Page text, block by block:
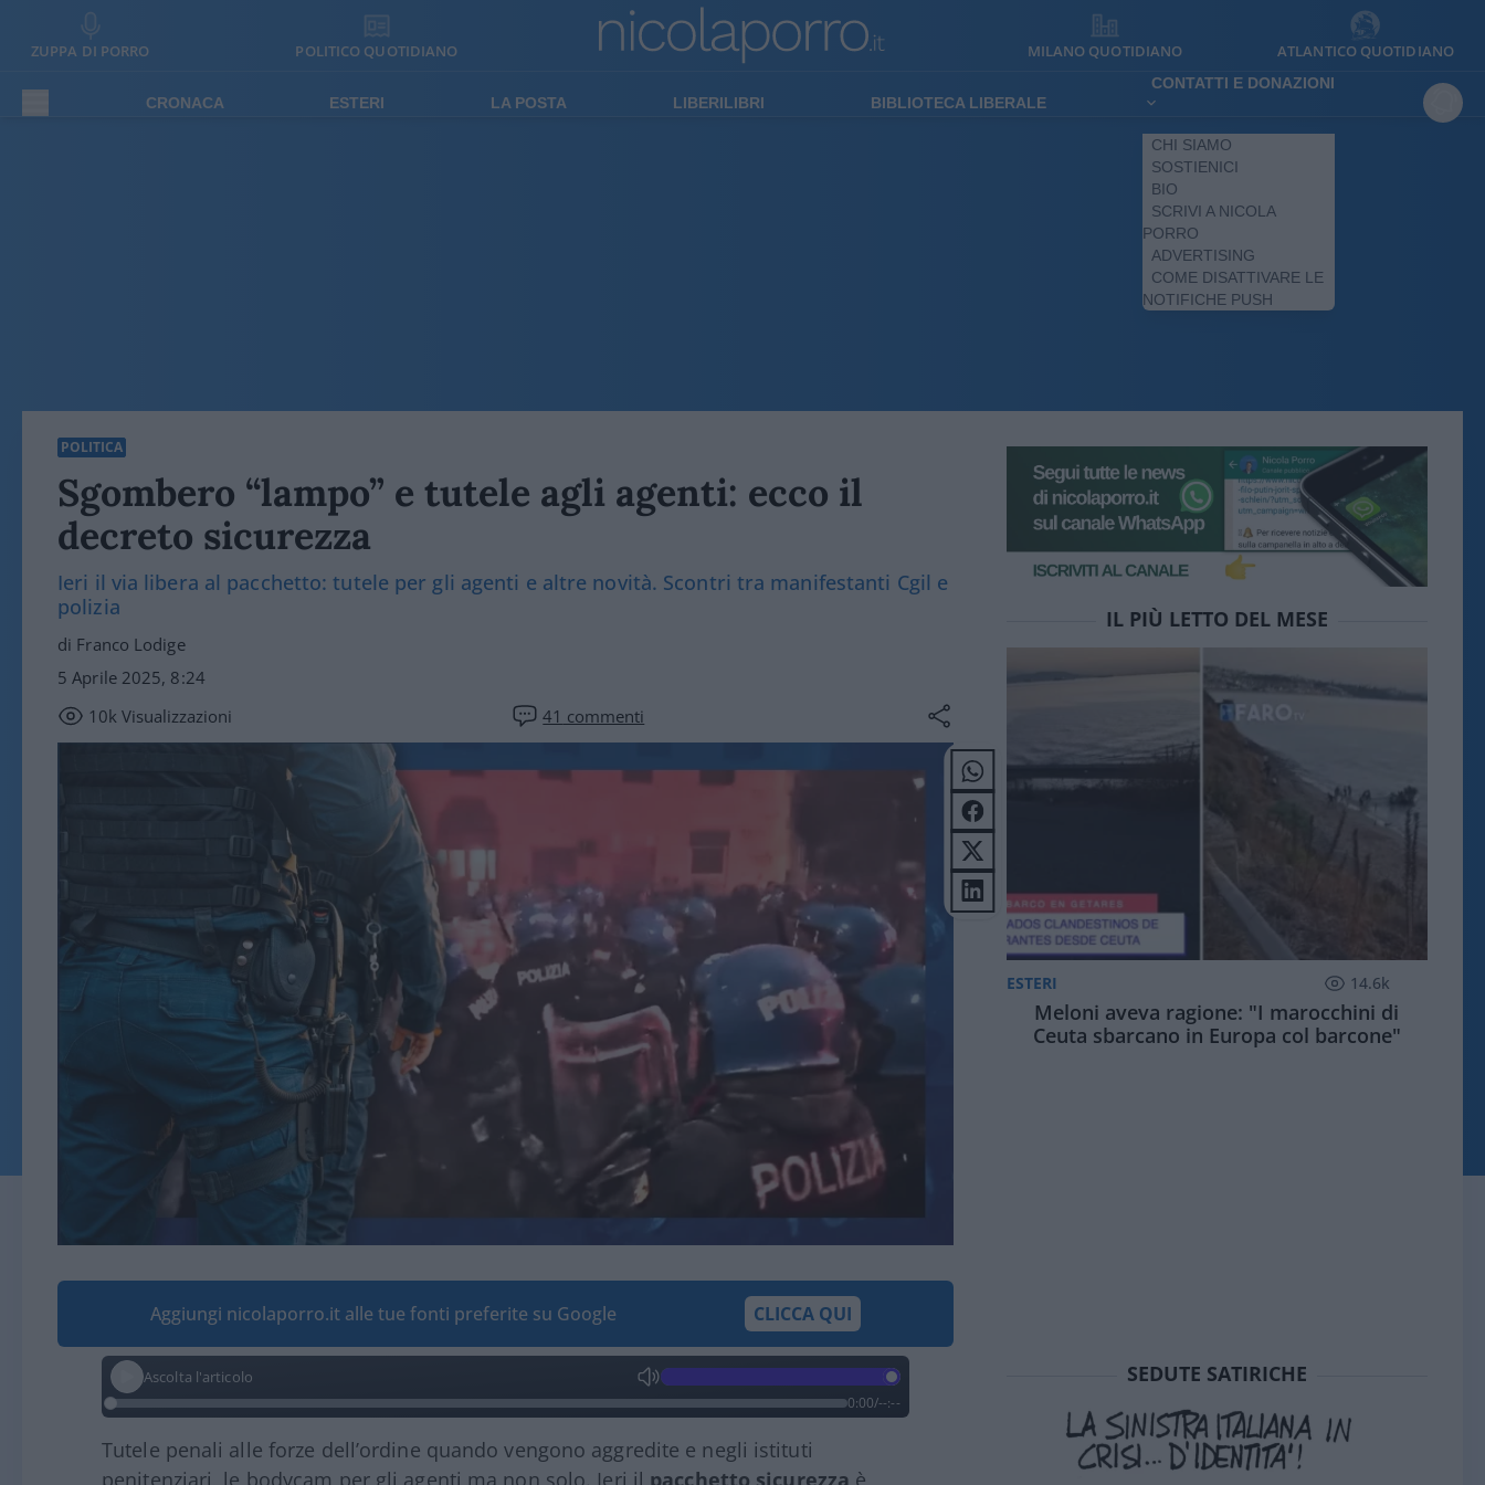
ZUPPA DI PORRO POLITICO QUOTIDIANO MILANO QUOTIDIANO ATLANTICO QUOTIDIANO
CRONACA ESTERI LA POSTA LIBERILIBRI BIBLIOTECA LIBERALE
CONTATTI E DONAZIONI
CHI SIAMO
SOSTIENICI
BIO
SCRIVI A NICOLA
PORRO
ADVERTISING
COME DISATTIVARE LE
NOTIFICHE PUSH
POLITICA
Sgombero “lampo” e tutele agli agenti: ecco il
decreto sicurezza
Ieri il via libera al pacchetto: tutele per gli agenti e altre novità. Scontri tra manifestanti Cgil e
polizia
di Franco Lodige
5 Aprile 2025, 8:24
10k Visualizzazioni 41 commenti
Aggiungi nicolaporro.it alle tue fonti preferite su Google CLICCA QUI
Ascolta l'articolo
0:00/--:--
Tutele penali alle forze dell’ordine quando vengono aggredite e negli istituti
penitenziari, le bodycam per gli agenti ma non solo. Ieri il pacchetto sicurezza è
IL PIÙ LETTO DEL MESE
ESTERI 14.6k
Meloni aveva ragione: "I marocchini di
Ceuta sbarcano in Europa col barcone"
SEDUTE SATIRICHE